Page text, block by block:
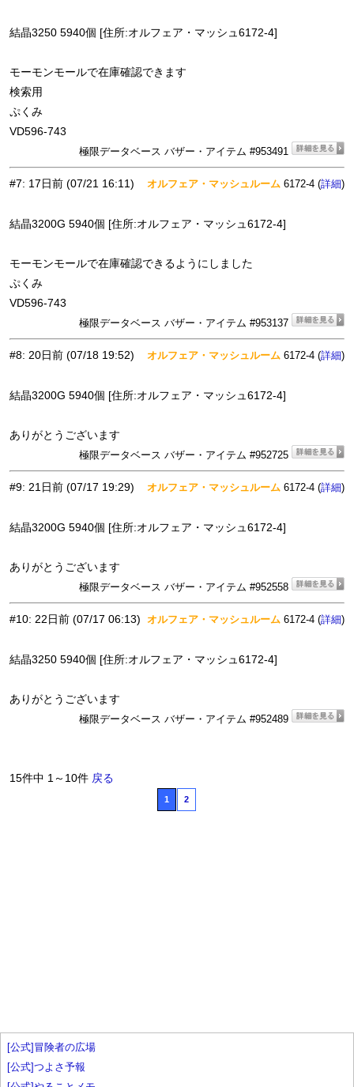
結晶3250 5940個 [住所:オルフェア・マッシュ6172-4]
モーモンモールで在庫確認できます
検索用
ぷくみ
VD596-743
極限データベース バザー・アイテム #953491
#7: 17日前 (07/21 16:11) オルフェア・マッシュルーム 6172-4 (詳細)
結晶3200G 5940個 [住所:オルフェア・マッシュ6172-4]
モーモンモールで在庫確認できるようにしました
ぷくみ
VD596-743
極限データベース バザー・アイテム #953137
#8: 20日前 (07/18 19:52) オルフェア・マッシュルーム 6172-4 (詳細)
結晶3200G 5940個 [住所:オルフェア・マッシュ6172-4]
ありがとうございます
極限データベース バザー・アイテム #952725
#9: 21日前 (07/17 19:29) オルフェア・マッシュルーム 6172-4 (詳細)
結晶3200G 5940個 [住所:オルフェア・マッシュ6172-4]
ありがとうございます
極限データベース バザー・アイテム #952558
#10: 22日前 (07/17 06:13) オルフェア・マッシュルーム 6172-4 (詳細)
結晶3250 5940個 [住所:オルフェア・マッシュ6172-4]
ありがとうございます
極限データベース バザー・アイテム #952489
15件中 1～10件 戻る
1 2
[公式]冒険者の広場
[公式]つよさ予報